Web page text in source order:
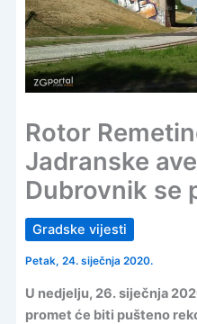
Rotor
Jadranske
Dubrovnik se
Gradske vijesti
Petak, 24. siječnja 2020.
U nedjelju, 26. siječnja
promet će biti pušteno